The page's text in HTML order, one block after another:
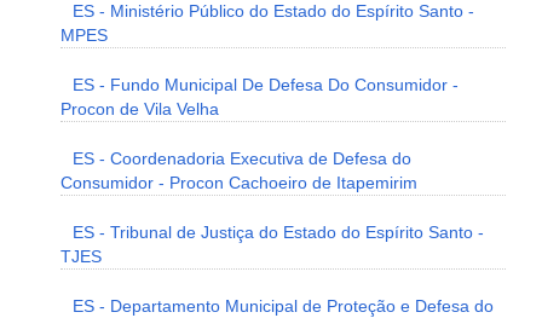
ES - Ministério Público do Estado do Espírito Santo -
MPES
ES - Fundo Municipal De Defesa Do Consumidor -
Procon de Vila Velha
ES - Coordenadoria Executiva de Defesa do
Consumidor - Procon Cachoeiro de Itapemirim
ES - Tribunal de Justiça do Estado do Espírito Santo -
TJES
ES - Departamento Municipal de Proteção e Defesa do